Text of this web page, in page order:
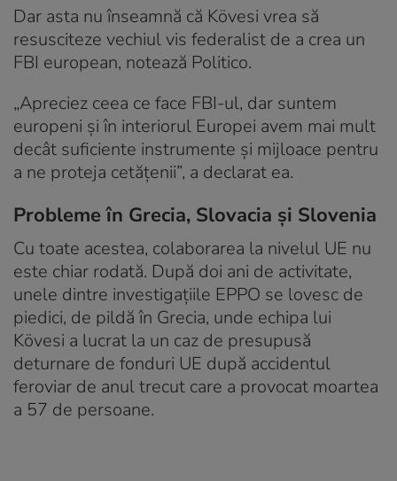
Dar asta nu înseamnă că Kövesi vrea să
resusciteze vechiul vis federalist de a crea un
FBI european, notează Politico.
„Apreciez ceea ce face FBI-ul, dar suntem
europeni şi în interiorul Europei avem mai mult
decât suficiente instrumente şi mijloace pentru
a ne proteja cetăţenii”, a declarat ea.
Probleme în Grecia, Slovacia și Slovenia
Cu toate acestea, colaborarea la nivelul UE nu
este chiar rodată. După doi ani de activitate,
unele dintre investigaţiile EPPO se lovesc de
piedici, de pildă în Grecia, unde echipa lui
Kövesi a lucrat la un caz de presupusă
deturnare de fonduri UE după accidentul
feroviar de anul trecut care a provocat moartea
a 57 de persoane.